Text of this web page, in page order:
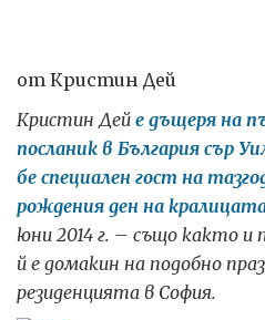
от Кристин Дей
Кристин Дей е дъщеря на
посланик в България сър
бе специален гост на
рождения ден на
юни 2014 г. – също както и
й е домакин на подобно
резиденцията в София.